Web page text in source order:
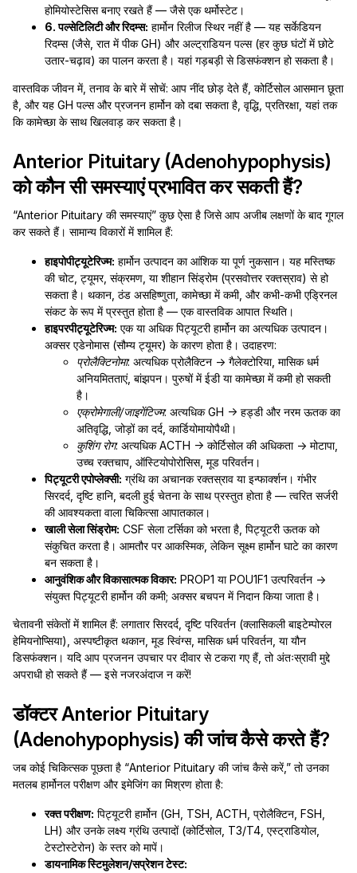
होमियोस्टेसिस बनाए रखते हैं — जैसे एक थर्मोस्टेट।
6. पल्सेटिलिटी और रिदम्स: हार्मोन रिलीज स्थिर नहीं है — यह सर्केडियन
रिदम्स (जैसे, रात में पीक GH) और अल्ट्राडियन पल्स (हर कुछ घंटों में छोटे
उतार-चढ़ाव) का पालन करता है। यहां गड़बड़ी से डिसफंक्शन हो सकता है।
वास्तविक जीवन में, तनाव के बारे में सोचें: आप नींद छोड़ देते हैं, कोर्टिसोल आसमान छूता
है, और यह GH पल्स और प्रजनन हार्मोन को दबा सकता है, वृद्धि, प्रतिरक्षा, यहां तक
कि कामेच्छा के साथ खिलवाड़ कर सकता है।
Anterior Pituitary (Adenohypophysis)
को कौन सी समस्याएं प्रभावित कर सकती हैं?
“Anterior Pituitary की समस्याएं” कुछ ऐसा है जिसे आप अजीब लक्षणों के बाद गूगल
कर सकते हैं। सामान्य विकारों में शामिल हैं:
हाइपोपीट्यूटेरिज्म: हार्मोन उत्पादन का आंशिक या पूर्ण नुकसान। यह मस्तिष्क
की चोट, ट्यूमर, संक्रमण, या शीहान सिंड्रोम (प्रसवोत्तर रक्तस्राव) से हो
सकता है। थकान, ठंड असहिष्णुता, कामेच्छा में कमी, और कभी-कभी एड्रिनल
संकट के रूप में प्रस्तुत होता है — एक वास्तविक आपात स्थिति।
हाइपरपीट्यूटेरिज्म: एक या अधिक पिट्यूटरी हार्मोन का अत्यधिक उत्पादन।
अक्सर एडेनोमास (सौम्य ट्यूमर) के कारण होता है। उदाहरण:
प्रोलैक्टिनोमा: अत्यधिक प्रोलैक्टिन → गैलेक्टोरिया, मासिक धर्म
अनियमितताएं, बांझपन। पुरुषों में ईडी या कामेच्छा में कमी हो सकती
है।
एक्रोमेगाली/जाइगेंटिज्म: अत्यधिक GH → हड्डी और नरम ऊतक का
अतिवृद्धि, जोड़ों का दर्द, कार्डियोमायोपैथी।
कुशिंग रोग: अत्यधिक ACTH → कोर्टिसोल की अधिकता → मोटापा,
उच्च रक्तचाप, ऑस्टियोपोरोसिस, मूड परिवर्तन।
पिट्यूटरी एपोप्लेक्सी: ग्रंथि का अचानक रक्तस्राव या इन्फार्क्शन। गंभीर
सिरदर्द, दृष्टि हानि, बदली हुई चेतना के साथ प्रस्तुत होता है — त्वरित सर्जरी
की आवश्यकता वाला चिकित्सा आपातकाल।
खाली सेला सिंड्रोम: CSF सेला टर्सिका को भरता है, पिट्यूटरी ऊतक को
संकुचित करता है। आमतौर पर आकस्मिक, लेकिन सूक्ष्म हार्मोन घाटे का कारण
बन सकता है।
आनुवंशिक और विकासात्मक विकार: PROP1 या POU1F1 उत्परिवर्तन →
संयुक्त पिट्यूटरी हार्मोन की कमी; अक्सर बचपन में निदान किया जाता है।
चेतावनी संकेतों में शामिल हैं: लगातार सिरदर्द, दृष्टि परिवर्तन (क्लासिकली बाइटेम्पोरल
हेमियनोप्सिया), अस्पष्टीकृत थकान, मूड स्विंग्स, मासिक धर्म परिवर्तन, या यौन
डिसफंक्शन। यदि आप प्रजनन उपचार पर दीवार से टकरा गए हैं, तो अंतःस्रावी मुद्दे
अपराधी हो सकते हैं — इसे नजरअंदाज न करें!
डॉक्टर Anterior Pituitary
(Adenohypophysis) की जांच कैसे करते हैं?
जब कोई चिकित्सक पूछता है “Anterior Pituitary की जांच कैसे करें,” तो उनका
मतलब हार्मोनल परीक्षण और इमेजिंग का मिश्रण होता है:
रक्त परीक्षण: पिट्यूटरी हार्मोन (GH, TSH, ACTH, प्रोलैक्टिन, FSH,
LH) और उनके लक्ष्य ग्रंथि उत्पादों (कोर्टिसोल, T3/T4, एस्ट्राडियोल,
टेस्टोस्टेरोन) के स्तर को मापें।
डायनामिक स्टिमुलेशन/सप्रेशन टेस्ट: